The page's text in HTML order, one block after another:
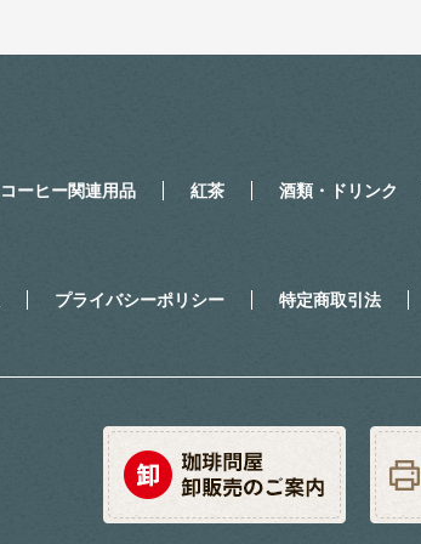
コーヒー関連用品 紅茶 酒類・ドリンク
プライバシーポリシー 特定商取引法